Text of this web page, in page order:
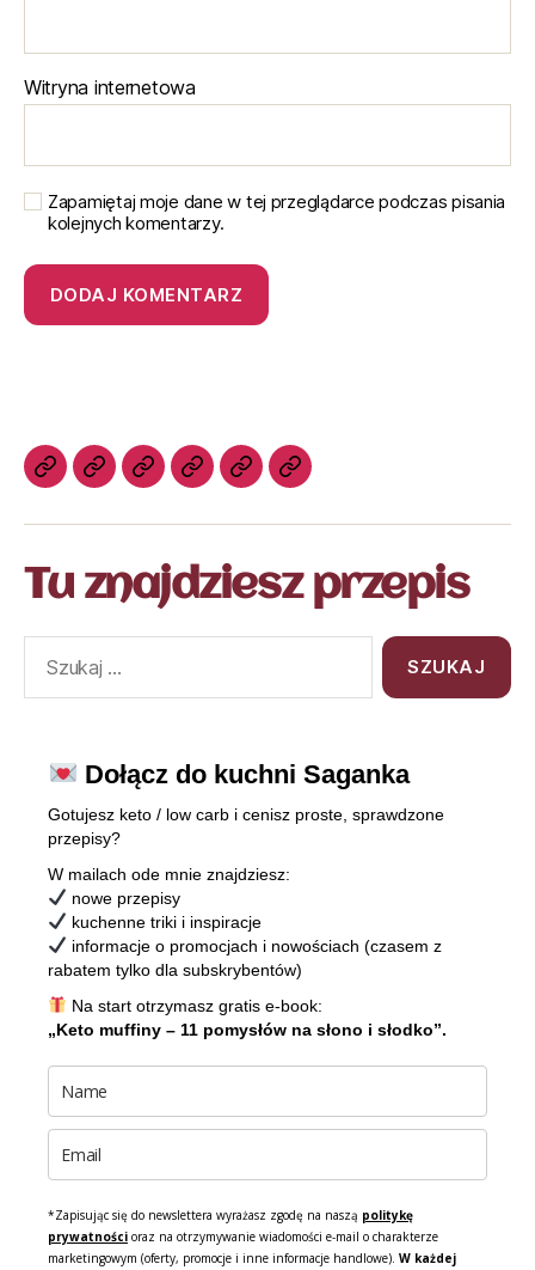
Witryna internetowa
Zapamiętaj moje dane w tej przeglądarce podczas pisania
kolejnych komentarzy.
Tu znajdziesz przepis
Dołącz do kuchni Saganka
Gotujesz keto / low carb i cenisz proste, sprawdzone
przepisy?
W mailach ode mnie znajdziesz:
nowe przepisy
kuchenne triki i inspiracje
informacje o promocjach i nowościach (czasem z
rabatem tylko dla subskrybentów)
Na start otrzymasz gratis e-book:
„Keto muffiny – 11 pomysłów na słono i słodko”.
*Zapisując się do newslettera wyrażasz zgodę na naszą politykę
prywatności oraz na otrzymywanie wiadomości e-mail o charakterze
marketingowym (oferty, promocje i inne informacje handlowe). W każdej